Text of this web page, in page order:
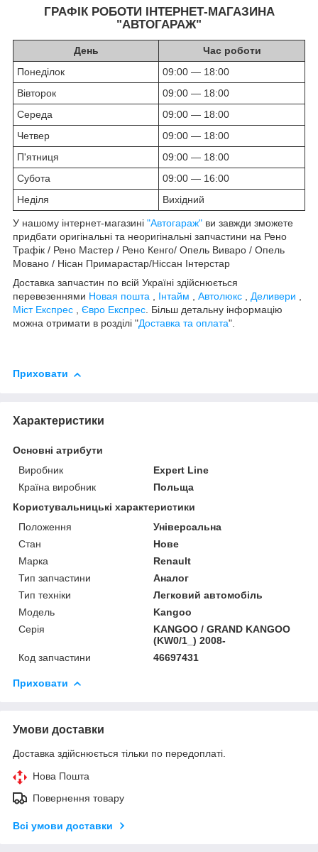
ГРАФІК РОБОТИ ІНТЕРНЕТ-МАГАЗИНА
"АВТОГАРАЖ"
День
Час роботи
Понеділок
09:00 — 18:00
Вівторок
09:00 — 18:00
Середа
09:00 — 18:00
Четвер
09:00 — 18:00
П'ятниця
09:00 — 18:00
Субота
09:00 — 16:00
Неділя
Вихідний
У нашому інтернет-магазині "Автогараж" ви завжди зможете
придбати оригінальні та неоригінальні запчастини на Рено
Трафік / Рено Мастер / Рено Кенго/ Опель Виваро / Опель
Мовано / Нісан Примарастар/Ніссан Інтерстар
Доставка запчастин по всій Україні здійснюється
перевезеннями Новая пошта Інтайм Автолюкс Деливери
Міст Експрес
Євро Експрес . Більш детальну інформацію
можна отримати в розділі "Доставка та оплата".
Приховати
Характеристики
Основні атрибути
Виробник
Expert Line
Країна виробник
Польща
Користувальницькі характеристики
Положення
Універсальна
Стан
Нове
Марка
Renault
Тип запчастини
Аналог
Тип техніки
Легковий автомобіль
Модель
Kangoo
Серія
KANGOO / GRAND KANGOO
(KW0/1_) 2008-
Код запчастини
46697431
Приховати
Умови доставки
Доставка здійснюється тільки по передоплаті.
Нова Пошта
Повернення товару
Всі умови доставки